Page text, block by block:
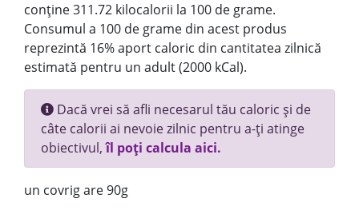
conține 311.72 kilocalorii la 100 de grame.
Consumul a 100 de grame din acest produs
reprezintă 16% aport caloric din cantitatea zilnică
estimată pentru un adult (2000 kCal).
Dacă vrei să afli necesarul tău caloric și de
câte calorii ai nevoie zilnic pentru a-ți atinge
obiectivul,îl poți calcula aici.
un covrig are 90g